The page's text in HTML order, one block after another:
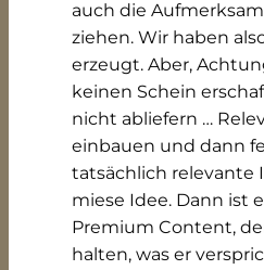
auch die
ziehen. Wir haben
erzeugt. Aber,
keinen Schein
nicht abliefern …
einbauen und dann
tatsächlich relevante
miese Idee. Dann ist
Premium Content,
halten, was er